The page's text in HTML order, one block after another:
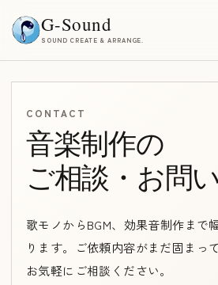
G-Sound
SOUND CREATE & ARRANGE.
CONTACT
音楽制作の
ご相談・お問
歌モノからBGM、効果音制作まで
ります。ご依頼内容がまだ固まっ
お気軽にご相談ください。